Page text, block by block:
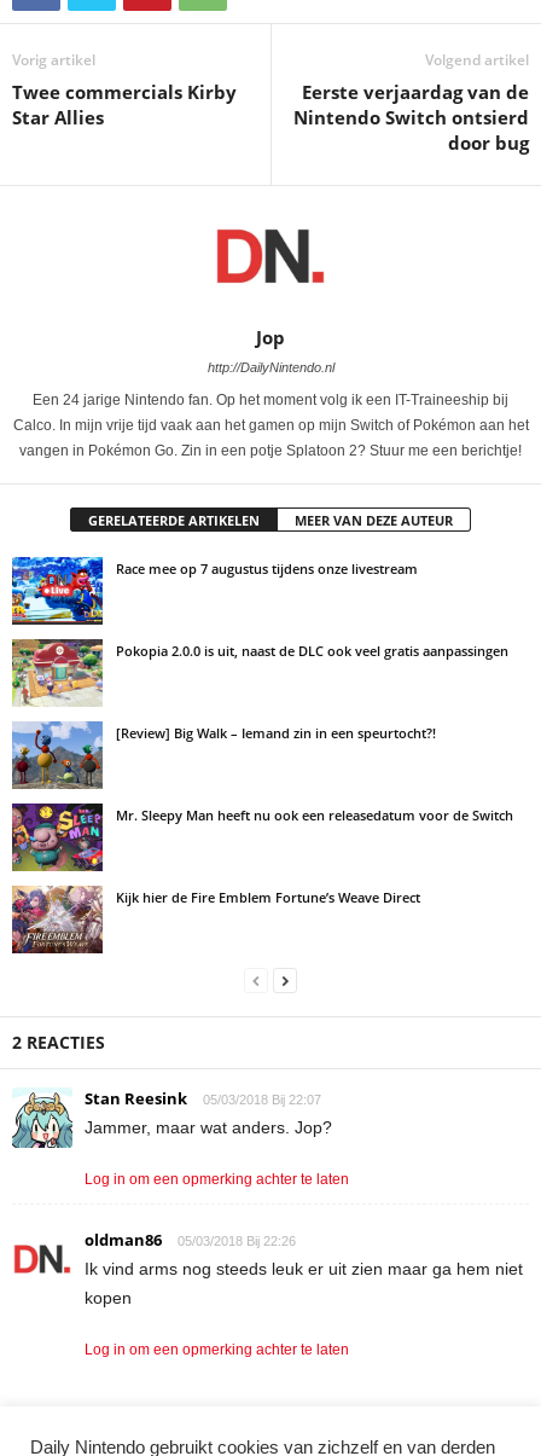
Vorig artikel
Twee commercials Kirby
Star Allies
Volgend artikel
Eerste verjaardag van de
Nintendo Switch ontsierd
door bug
Jop
http://DailyNintendo.nl
Een 24 jarige Nintendo fan. Op het moment volg ik een IT-Traineeship bij
Calco. In mijn vrije tijd vaak aan het gamen op mijn Switch of Pokémon aan het
vangen in Pokémon Go. Zin in een potje Splatoon 2? Stuur me een berichtje!
GERELATEERDE ARTIKELEN MEER VAN DEZE AUTEUR
Race mee op 7 augustus tijdens onze livestream
Pokopia 2.0.0 is uit, naast de DLC ook veel gratis aanpassingen
[Review] Big Walk – Iemand zin in een speurtocht?!
Mr. Sleepy Man heeft nu ook een releasedatum voor de Switch
Kijk hier de Fire Emblem Fortune’s Weave Direct
2 REACTIES
Stan Reesink 05/03/2018 Bij 22:07
Jammer, maar wat anders. Jop?
Log in om een opmerking achter te laten
oldman86 05/03/2018 Bij 22:26
Ik vind arms nog steeds leuk er uit zien maar ga hem niet
kopen
Log in om een opmerking achter te laten
Daily Nintendo gebruikt cookies van zichzelf en van derden